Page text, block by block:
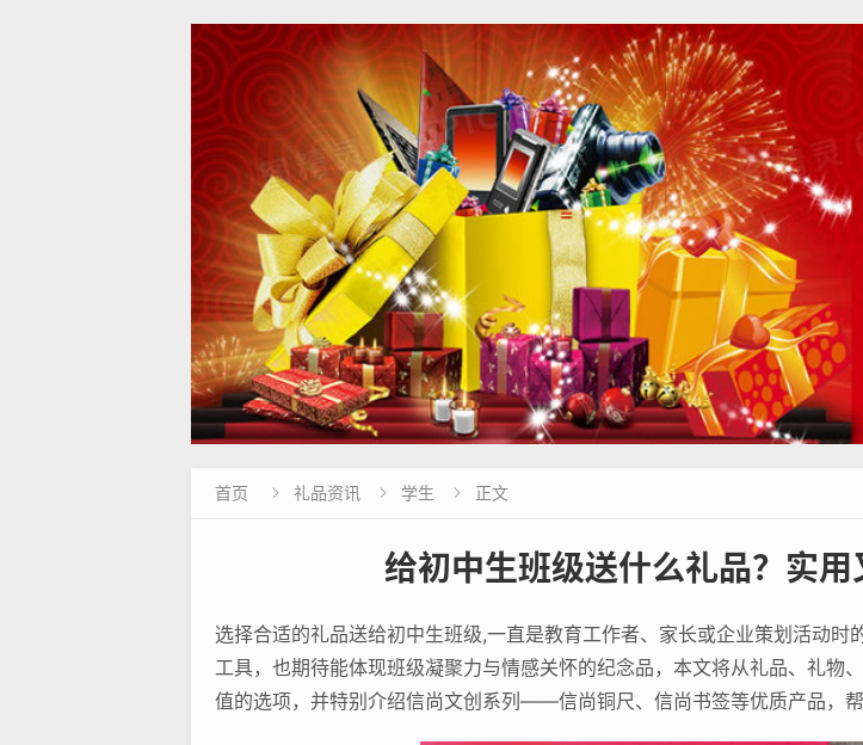
首页  礼品资讯  学生  正文
给初中生班级送什么礼品？实用
选择合适的礼品送给初中生班级,一直是教育工作者、家长或企业策划活动
工具，也期待能体现班级凝聚力与情感关怀的纪念品，本文将从礼品、礼物
值的选项，并特别介绍信尚文创系列——信尚铜尺、信尚书签等优质产品，帮